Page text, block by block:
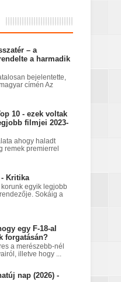
– a
a harmadik
bejelentette,
címén Az
10 - ezek voltak
filmjei 2023-
ahogy haladt
remek premierrel
- Kritika
egyik legjobb
Sokáig a
egy F-18-al
forgatásán?
a merészebb-nél
illetve hogy ...
nap (2026) -